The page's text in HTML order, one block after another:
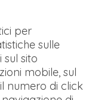
per
sulle
sito
mobile, sul
numero di click